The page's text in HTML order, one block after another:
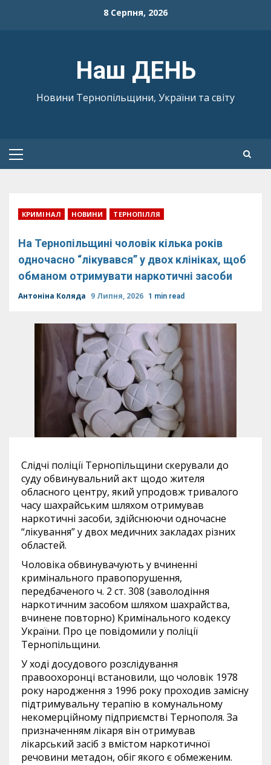
8 Серпня, 2026
Наш ДЕНЬ
Новини Тернопільщини, України та світу
Primary
КРИМІНАЛ НОВИНИ ТЕРНОПІЛЛЯ
На Тернопільщині чоловік кілька років
одночасно “лікувався” у двох клініках, щоб
обманом отримувати наркотичні засоби
Антоніна Коляда 9 Липня, 2026 1 min read
Слідчі поліції Тернопільщини скерували до
суду обвинувальний акт щодо жителя
обласного центру, який упродовж тривалого
часу шахрайським шляхом отримував
наркотичні засоби, здійснюючи одночасне
“лікування” у двох медичних закладах різних
областей.
Чоловіка обвинувачують у вчиненні
кримінального правопорушення,
передбаченого ч. 2 ст. 308 (заволодіння
наркотичним засобом шляхом шахрайства,
вчинене повторно) Кримінального кодексу
України. Про це повідомили у поліції
Тернопільщини.
У ході досудового розслідування
правоохоронці встановили, що чоловік 1978
року народження з 1996 року проходив замісну
підтримувальну терапію в комунальному
некомерційному підприємстві Тернополя. За
призначенням лікаря він отримував
лікарський засіб з вмістом наркотичної
речовини метадон, обіг якого є обмеженим.